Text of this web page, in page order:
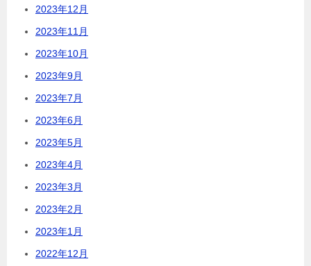
2023年12月
2023年11月
2023年10月
2023年9月
2023年7月
2023年6月
2023年5月
2023年4月
2023年3月
2023年2月
2023年1月
2022年12月